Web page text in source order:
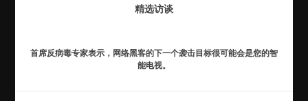
精选访谈
首席反病毒专家表示，网络黑客的下一个袭击目标很可能会是您的智
能电视。